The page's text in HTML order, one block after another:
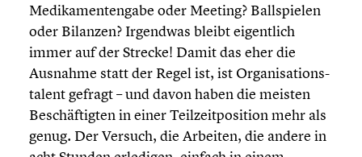
Medika­men­ten­gabe oder Meeting? Ballspie­len
oder Bilanzen? Irgendwas bleibt eigent­lich
immer auf der Strecke! Damit das eher die
Ausnahme statt der Regel ist, ist Organi­sa­ti­ons­
ta­lent gefragt – und davon haben die meisten
Beschäf­tig­ten in einer Teilzeit­po­si­tion mehr als
genug. Der Versuch, die Arbeiten, die andere in